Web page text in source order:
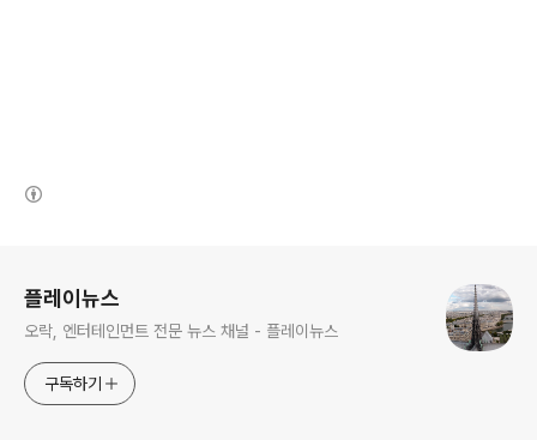
플레이뉴스
오락, 엔터테인먼트 전문 뉴스 채널 - 플레이뉴스
구독하기